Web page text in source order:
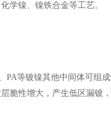
学镍、镍铁合金等工艺。
PA等镀镍其他中间体可
脆性增大，产生低区漏镀